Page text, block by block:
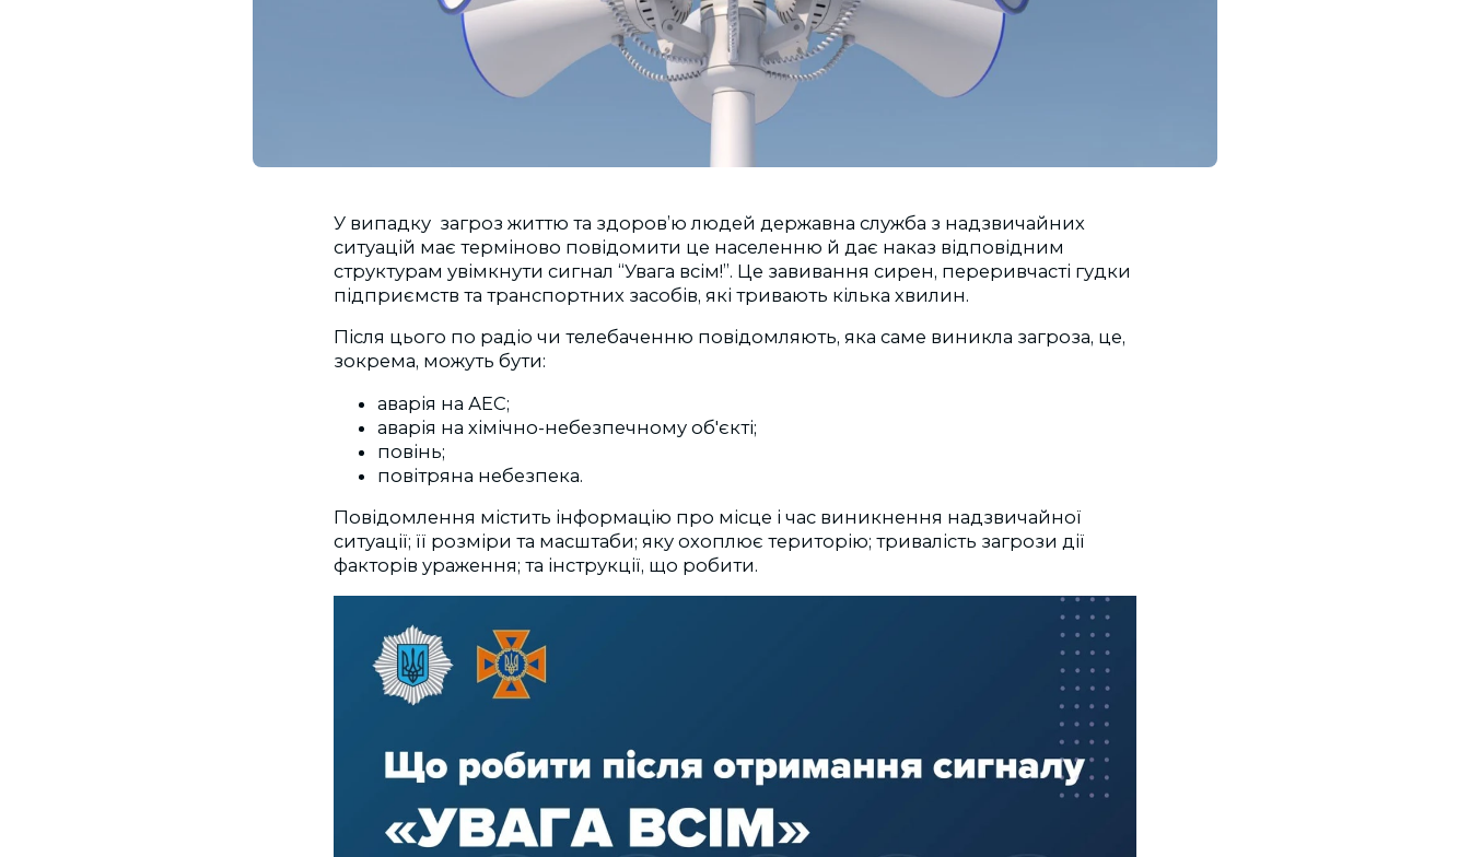
У випадку загроз життю та здоров’ю людей державна служба з надзвичайних
ситуацій має терміново повідомити це населенню й дає наказ відповідним
структурам увімкнути сигнал “Увага всім!”. Це завивання сирен, переривчасті гудки
підприємств та транспортних засобів, які тривають кілька хвилин.
Після цього по радіо чи телебаченню повідомляють, яка саме виникла загроза, це,
зокрема, можуть бути:
аварія на АЕС;
аварія на хімічно-небезпечному об'єкті;
повінь;
повітряна небезпека.
Повідомлення містить інформацію про місце і час виникнення надзвичайної
ситуації; її розміри та масштаби; яку охоплює територію; тривалість загрози дії
факторів ураження; та інструкції, що робити.